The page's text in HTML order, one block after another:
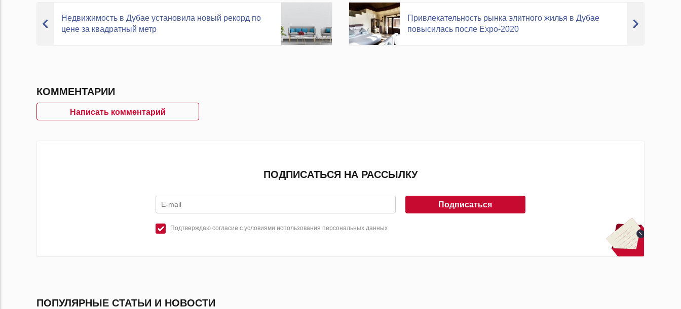
Недвижимость в Дубае установила новый рекорд по
цене за квадратный метр
Привлекательность рынка элитного жилья в Дубае
повысилась после Expo-2020
КОММЕНТАРИИ
Написать комментарий
ПОДПИСАТЬСЯ НА РАССЫЛКУ
Подтверждаю согласие с условиями использования персональных данных
Подписаться
ПОПУЛЯРНЫЕ СТАТЬИ И НОВОСТИ